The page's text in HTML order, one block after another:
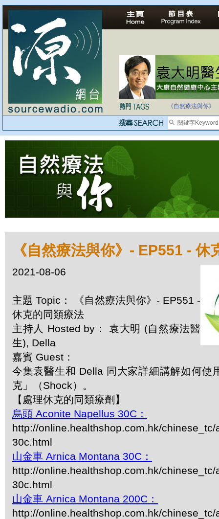
法治社會並不等同
自家教育合法化-
《自然療法與你》
《自然療法與你》- EP551 - 休
2021-08-06
主題 Topic： 《自然療法與你》- EP551 -
休克的同類療法
主持人 Hosted by： 袁大明 (自然療法醫
生), Della
嘉賓 Guest：
今集袁醫生和 Della 同大家詳細講解如何使
克」（Shock）。
【處理休克的同類療劑】
烏頭 Aconite Napellus 30C：
http://online.healthshop.com.hk/
30c.html
山金車 Arnica Montana 30C：
http://online.healthshop.com.hk/
30c.html
山金車 Arnica Montana 200C：
http://online.healthshop.com.hk/